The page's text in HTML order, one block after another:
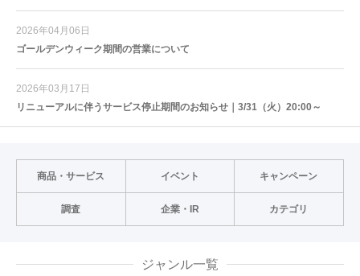
2026年04月06日
ゴールデンウィーク期間の営業について
2026年03月17日
リニューアルに伴うサービス停止期間のお知らせ｜3/31（火）20:00～
商品・サービス イベント キャンペーン
調査 企業・IR カテゴリ
ジャンル一覧